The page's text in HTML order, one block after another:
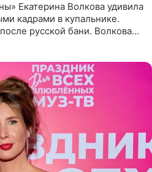
Екатерина Волкова удивила
кадрами в купальнике.
русской бани. Волкова